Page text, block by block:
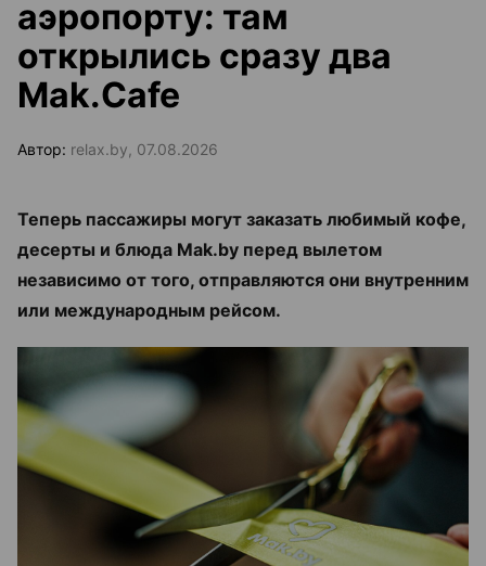
аэропорту: там
открылись сразу два
Mak.Cafe
Автор: relax.by, 07.08.2026
Теперь пассажиры могут заказать любимый кофе,
десерты и блюда Mak.by перед вылетом
независимо от того, отправляются они внутренним
или международным рейсом.